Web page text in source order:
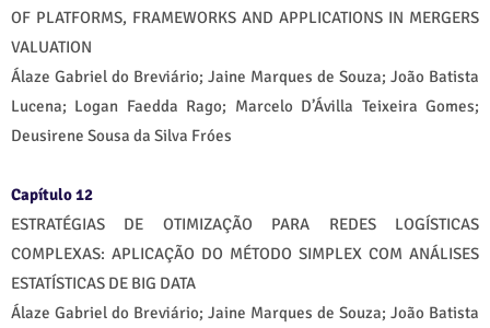
OF PLATFORMS, FRAMEWORKS AND APPLICATIONS IN MERGERS
VALUATION
Álaze Gabriel do Breviário; Jaine Marques de Souza; João Batista
Lucena; Logan Faedda Rago; Marcelo D’Ávilla Teixeira Gomes;
Deusirene Sousa da Silva Fróes
Capítulo 12
ESTRATÉGIAS DE OTIMIZAÇÃO PARA REDES LOGÍSTICAS
COMPLEXAS: APLICAÇÃO DO MÉTODO SIMPLEX COM ANÁLISES
ESTATÍSTICAS DE BIG DATA
Álaze Gabriel do Breviário; Jaine Marques de Souza; João Batista